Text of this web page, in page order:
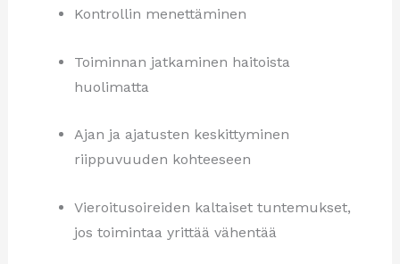
Kontrollin menettäminen
Toiminnan jatkaminen haitoista
huolimatta
Ajan ja ajatusten keskittyminen
riippuvuuden kohteeseen
Vieroitusoireiden kaltaiset tuntemukset,
jos toimintaa yrittää vähentää